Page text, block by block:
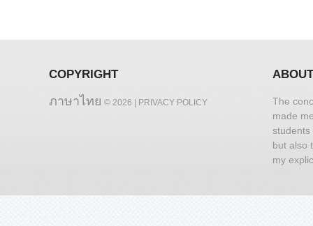
COPYRIGHT
ภาษาไทย © 2026 | PRIVACY POLICY
The
made
students
but also
my